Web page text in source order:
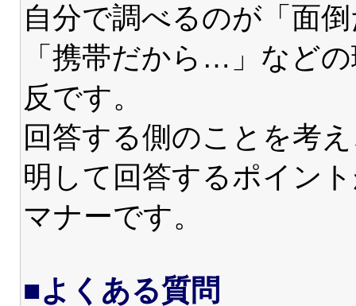
自分で調べるのが「面
「携帯だから…」など
反です。
回答する側のことを考
明して回答するポイン
マナーです。
■よくある質問